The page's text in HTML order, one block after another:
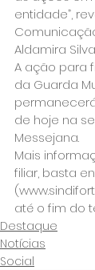
entidade”,
Aldamira
A ação para
da Guarda
de hoje na
Messejana.
Mais
filiar, basta
até o fim do
Destaque
Notícias
Social